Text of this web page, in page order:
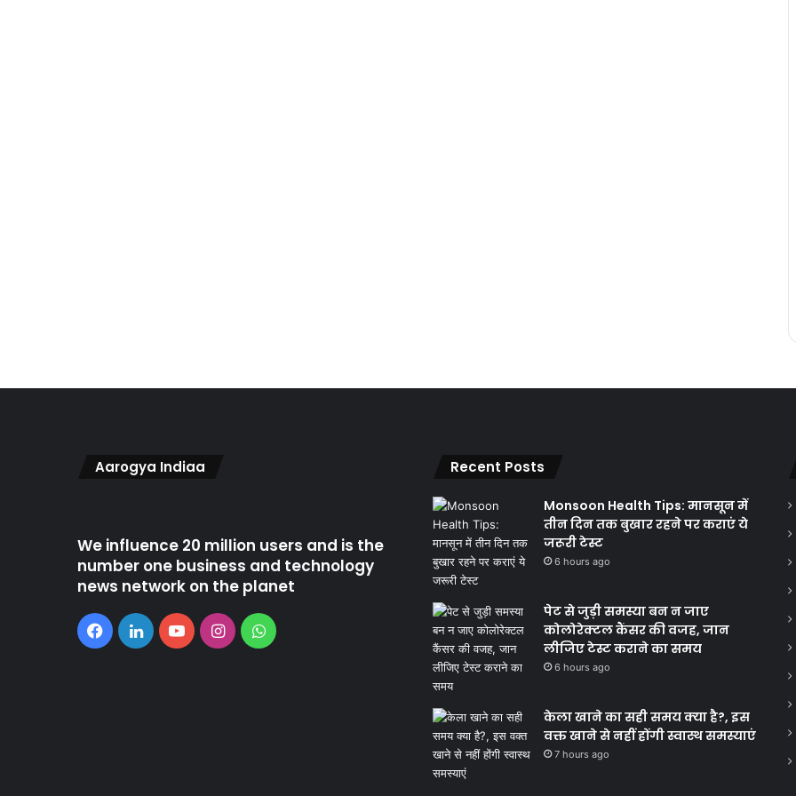
Aarogya Indiaa
We influence 20 million users and is the
number one business and technology
news network on the planet
Facebook
LinkedInYouTubeInstagramWhatsApp
Recent Posts
Monsoon Health Tips: मानसून में
तीन दिन तक बुखार रहने पर कराएं ये
जरूरी टेस्ट
6 hours ago
पेट से जुड़ी समस्या बन न जाए
कोलोरेक्टल कैंसर की वजह, जान
लीजिए टेस्ट कराने का समय
6 hours ago
केला खाने का सही समय क्‍या है?, इस
वक्त खाने से नहीं होंगी स्वास्थ समस्याएं
7 hours ago